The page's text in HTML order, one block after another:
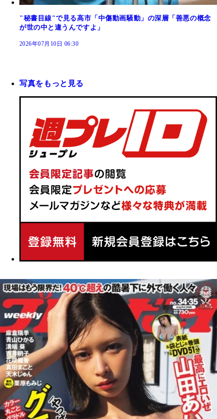
"秘書目線"で見る高市「中傷動画騒動」の深層「善悪の概念
が世の中と違うんですよ」
2026年07月10日 06:30
写真をもっと見る